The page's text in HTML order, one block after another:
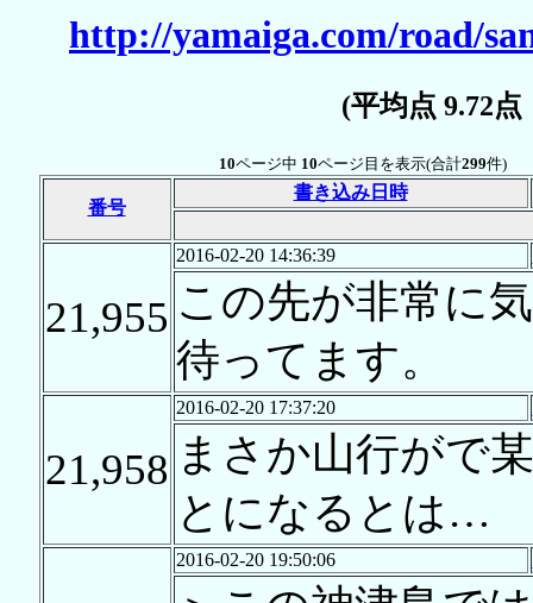
http://yamaiga.com/road/
(平均点 9.72
10ページ中 10ページ目を表示(合計299件)
番号
書き込み日時
21,955
2016-02-20 14:36:39
この先が非常に
待ってます。
21,958
2016-02-20 17:37:20
まさか山行がで
とになるとは…
2016-02-20 19:50:06